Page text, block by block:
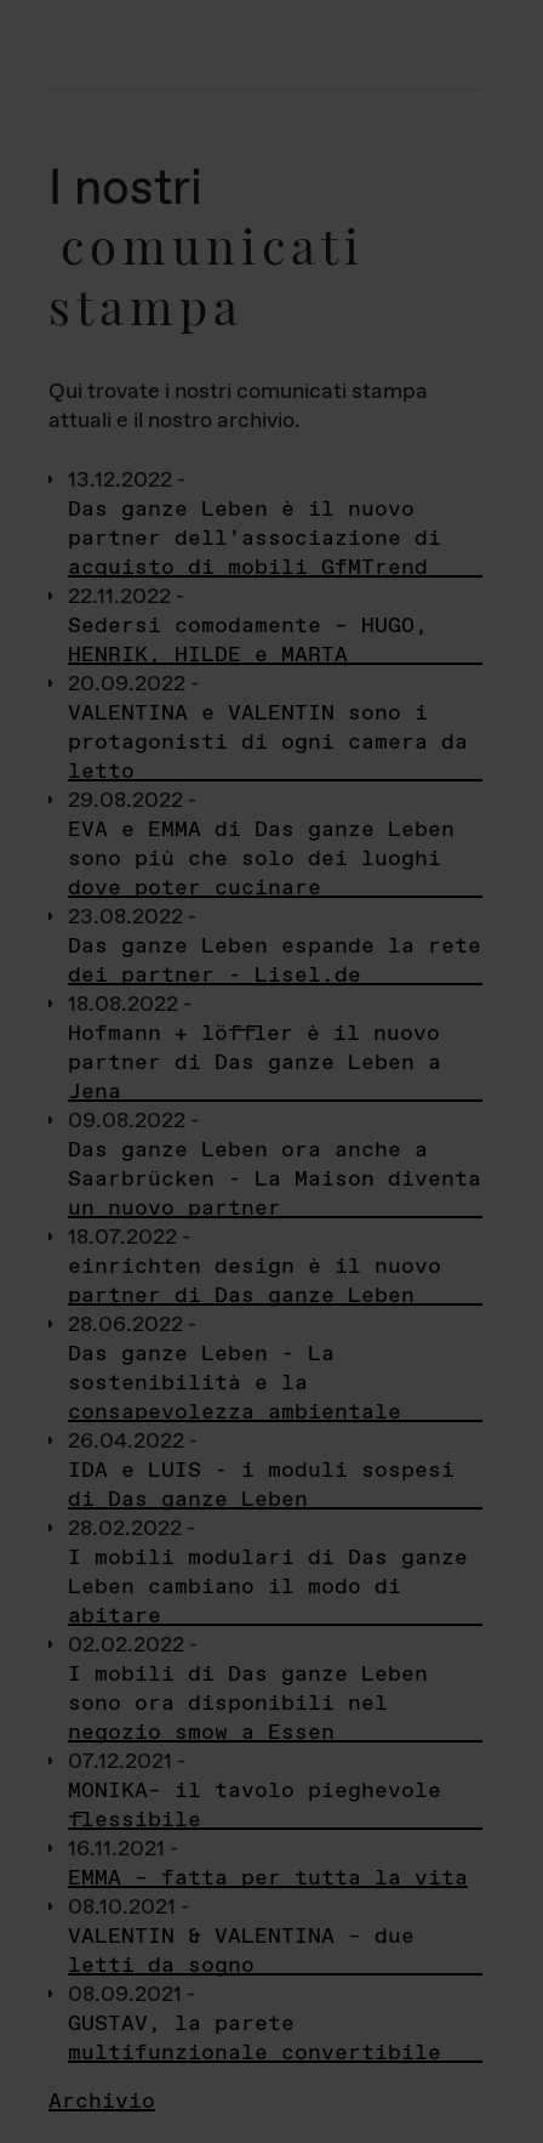
I nostri
comunicati
stampa
Qui trovate i nostri comunicati stampa
attuali e il nostro archivio.
13.12.2022 -
Das ganze Leben è il nuovo
partner dell’associazione di
acquisto di mobili GfMTrend
22.11.2022 -
Sedersi comodamente – HUGO,
HENRIK, HILDE e MARTA
20.09.2022 -
VALENTINA e VALENTIN sono i
protagonisti di ogni camera da
letto
29.08.2022 -
EVA e EMMA di Das ganze Leben
sono più che solo dei luoghi
dove poter cucinare
23.08.2022 -
Das ganze Leben espande la rete
dei partner - Lisel.de
18.08.2022 -
Hofmann + löffler è il nuovo
partner di Das ganze Leben a
Jena
09.08.2022 -
Das ganze Leben ora anche a
Saarbrücken - La Maison diventa
un nuovo partner
18.07.2022 -
einrichten design è il nuovo
partner di Das ganze Leben
28.06.2022 -
Das ganze Leben - La
sostenibilità e la
consapevolezza ambientale
26.04.2022 -
IDA e LUIS - i moduli sospesi
di Das ganze Leben
28.02.2022 -
I mobili modulari di Das ganze
Leben cambiano il modo di
abitare
02.02.2022 -
I mobili di Das ganze Leben
sono ora disponibili nel
negozio smow a Essen
07.12.2021 -
MONIKA– il tavolo pieghevole
flessibile
16.11.2021 -
EMMA – fatta per tutta la vita
08.10.2021 -
VALENTIN & VALENTINA – due
letti da sogno
08.09.2021 -
GUSTAV, la parete
multifunzionale convertibile
Archivio